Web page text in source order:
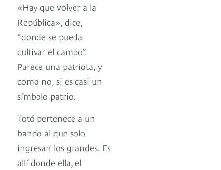
«Hay que volver a la
República», dice,
“donde se pueda
cultivar el campo”.
Parece una patriota, y
como no, si es casi un
símbolo patrio.
Totó pertenece a un
bando al que solo
ingresan los grandes. Es
allí donde ella, el